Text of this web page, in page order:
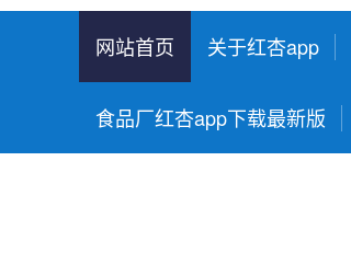
网站首页 关于红杏app
食品厂红杏app下载最新版